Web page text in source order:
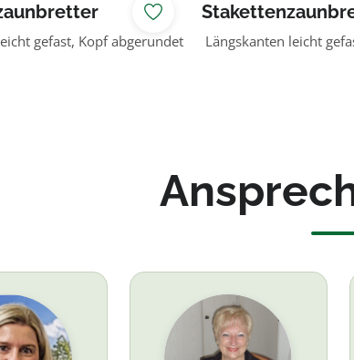
gefast, Kopf abgerundet
Allendorf lasiert
Längskanten leicht